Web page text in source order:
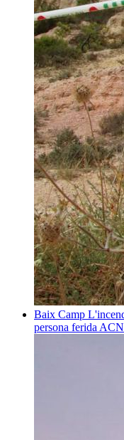
Baix Camp
persona ferida ACN